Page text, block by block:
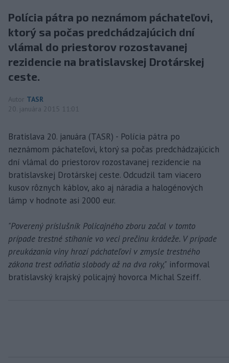
Polícia pátra po neznámom páchateľovi,
ktorý sa počas predchádzajúcich dní
vlámal do priestorov rozostavanej
rezidencie na bratislavskej Drotárskej
ceste.
Autor TASR
20. januára 2015 11:01
Bratislava 20. januára (TASR) - Polícia pátra po
neznámom páchateľovi, ktorý sa počas predchádzajúcich
dní vlámal do priestorov rozostavanej rezidencie na
bratislavskej Drotárskej ceste. Odcudzil tam viacero
kusov rôznych káblov, ako aj náradia a halogénových
lámp v hodnote asi 2000 eur.
"Poverený príslušník Policajného zboru začal v tomto
prípade trestné stíhanie vo veci prečinu krádeže. V prípade
preukázania viny hrozí páchateľovi v zmysle trestného
zákona trest odňatia slobody až na dva roky," informoval
bratislavský krajský policajný hovorca Michal Szeiff.